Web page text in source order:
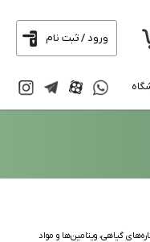
ورود / ثبت نام
از فرمولاسیون پیشرفته و عصاره‌های گیاهی، ویتامین‌ها و مواد